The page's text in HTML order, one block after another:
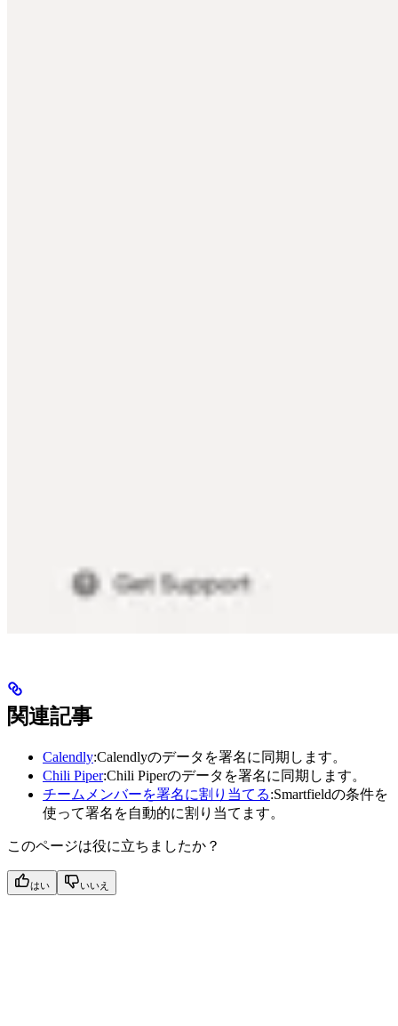
関連記事
Calendly:Calendlyのデータを署名に同期します。
Chili Piper:Chili Piperのデータを署名に同期します。
チームメンバーを署名に割り当てる:Smartfieldの条件を
使って署名を自動的に割り当てます。
このページは役に立ちましたか？
はい いいえ